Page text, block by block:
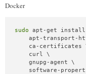
Docker
sudo apt-get
apt-transport-
ca-certificates
    curl \
    gnupg-agent \
software-